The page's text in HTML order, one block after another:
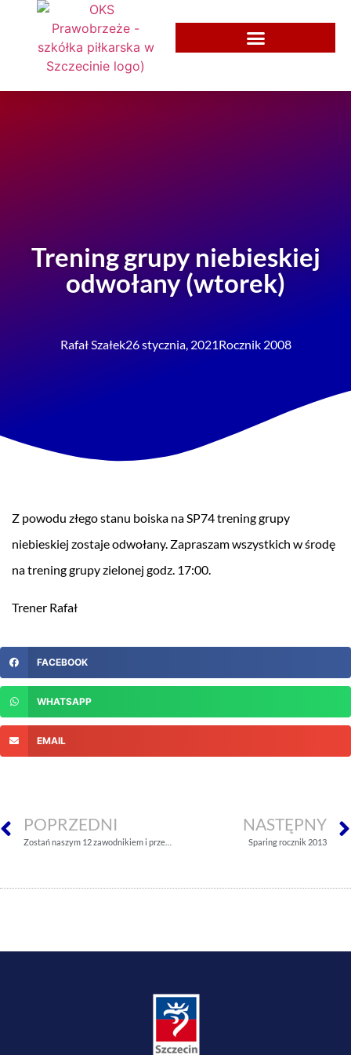
Trening grupy niebieskiej
odwołany (wtorek)
Rafał Szałek26 stycznia, 2021Rocznik 2008
Z powodu złego stanu boiska na SP74 trening grupy
niebieskiej zostaje odwołany. Zapraszam wszystkich w środę
na trening grupy zielonej godz. 17:00.
Trener Rafał
FACEBOOK
WHATSAPP
EMAIL
POPRZEDNI NASTĘPNY
Sparing rocznik 2013